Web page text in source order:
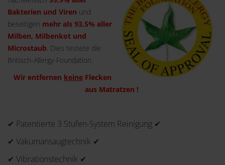
Bakterien und Viren und
beseitigen mehr als 93,5% aller
Milben, Milbenkot und
Microstaub. Dies testete die
Britisch-Allergy-Foundation.
Wir entfernen keineFlecken
aus Matratzen !
✔ Patentierte 3 Stufen-System Reinigung ✔
✔ Vakumansaugtechnik ✔
✔ Vibrationstechnik ✔